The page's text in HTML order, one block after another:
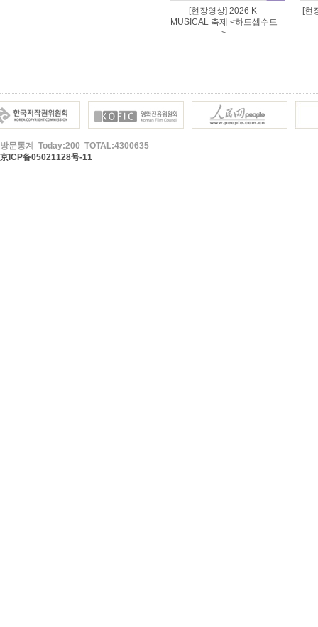
[현장영상] 2026 K-
MUSICAL 축제 <하트셉수트
>
[현
방문통계 Today:200 TOTAL:4300635
京ICP备05021128号-11